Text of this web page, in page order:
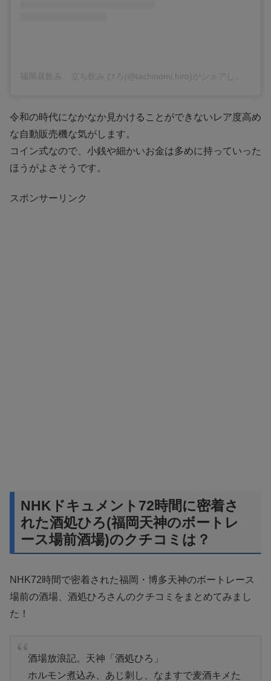
令和の時代になかなか見かけることができないレア度高め
な自動販売機な気がします。
コイン式なので、小銭や細かいお金は多めに持っていった
ほうがよさそうです。
スポンサーリンク
NHKドキュメント72時間に密着さ
れた酒処ひろ(福岡天神のボートレ
ース場前酒場)のクチコミは？
NHK72時間で密着された福岡・博多天神のボートレース
場前の酒場、酒処ひろさんのクチコミをまとめてみまし
た！
酒場放浪記。天神「酒処ひろ」
ホルモン煮込み、あじ刺し、なますで麦酒キメた